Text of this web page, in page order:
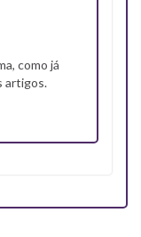
como já
artigos.